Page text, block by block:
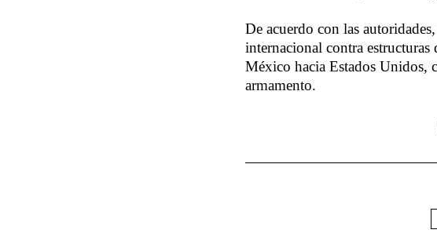
De acuerdo con las
internacional contra
México hacia Estados Unidos,
armamento.